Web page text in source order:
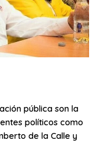
pública son la
políticos como
de la Calle y